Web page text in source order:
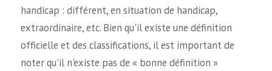
handicap : différent, en situation de handicap,
extraordinaire, etc. Bien qu'il existe une définition
officielle et des classifications, il est important de
noter qu'il n'existe pas de « bonne définition »